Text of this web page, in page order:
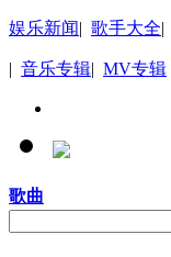
娱乐新闻| 歌手大全|
| 音乐专辑| MV专辑
歌曲